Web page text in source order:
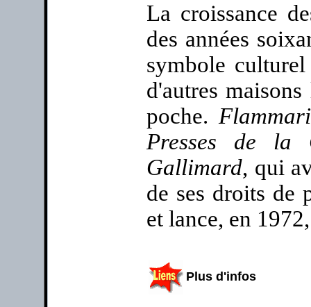
La croissance
des années
symbole
d'autres
poche.
Presses de la
Gallimard, qui
de ses droits de
et lance, en
Plus d'infos